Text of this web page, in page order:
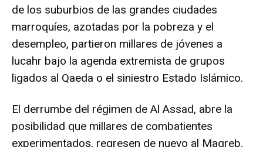
de los suburbios de las grandes ciudades
marroquíes, azotadas por la pobreza y el
desempleo, partieron millares de jóvenes a
lucahr bajo la agenda extremista de grupos
ligados al Qaeda o el siniestro Estado Islámico.
El derrumbe del régimen de Al Assad, abre la
posibilidad que millares de combatientes
experimentados, regresen de nuevo al Magreb.